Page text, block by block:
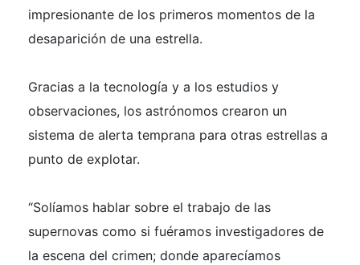
impresionante de los primeros momentos de la
desaparición de una estrella.
Gracias a la tecnología y a los estudios y
observaciones, los astrónomos crearon un
sistema de alerta temprana para otras estrellas a
punto de explotar.
“Solíamos hablar sobre el trabajo de las
supernovas como si fuéramos investigadores de
la escena del crimen; donde aparecíamos